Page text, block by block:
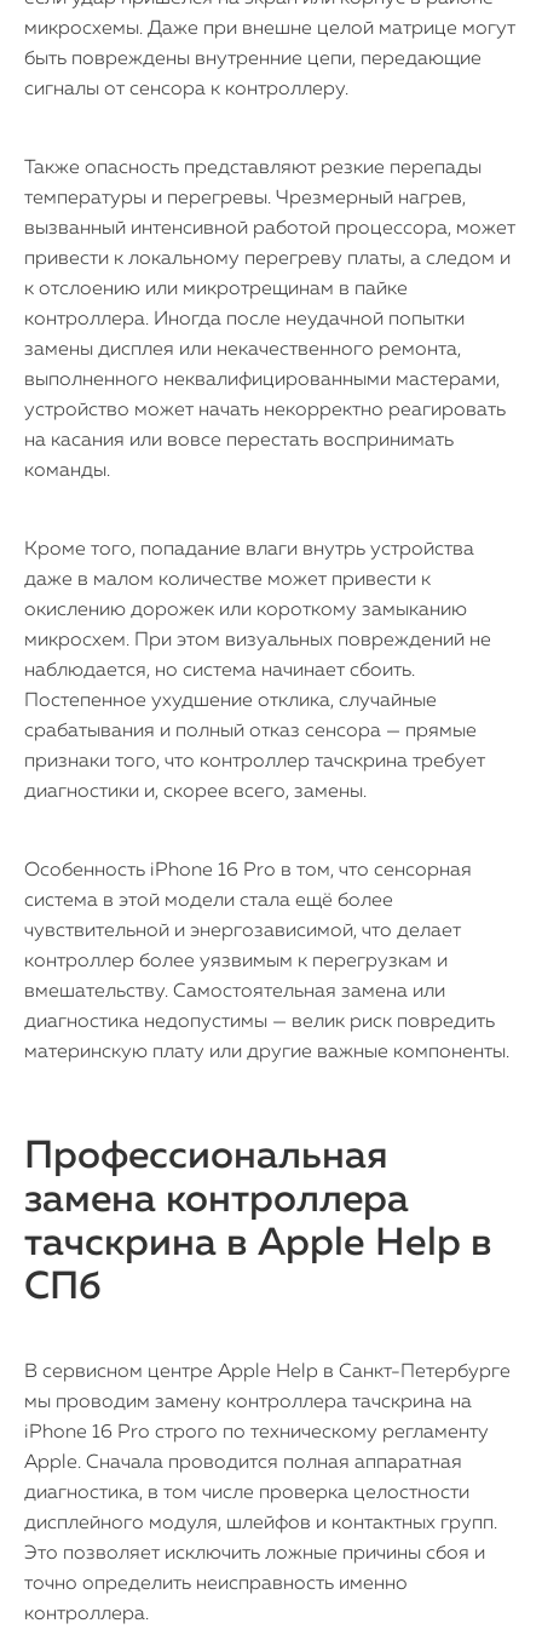
микросхемы. Даже при внешне целой матрице могут
быть повреждены внутренние цепи, передающие
сигналы от сенсора к контроллеру.
Также опасность представляют резкие перепады
температуры и перегревы. Чрезмерный нагрев,
вызванный интенсивной работой процессора, может
привести к локальному перегреву платы, а следом и
к отслоению или микротрещинам в пайке
контроллера. Иногда после неудачной попытки
замены дисплея или некачественного ремонта,
выполненного неквалифицированными мастерами,
устройство может начать некорректно реагировать
на касания или вовсе перестать воспринимать
команды.
Кроме того, попадание влаги внутрь устройства
даже в малом количестве может привести к
окислению дорожек или короткому замыканию
микросхем. При этом визуальных повреждений не
наблюдается, но система начинает сбоить.
Постепенное ухудшение отклика, случайные
срабатывания и полный отказ сенсора — прямые
признаки того, что контроллер тачскрина требует
диагностики и, скорее всего, замены.
Особенность iPhone 16 Pro в том, что сенсорная
система в этой модели стала ещё более
чувствительной и энергозависимой, что делает
контроллер более уязвимым к перегрузкам и
вмешательству. Самостоятельная замена или
диагностика недопустимы — велик риск повредить
материнскую плату или другие важные компоненты.
Профессиональная
замена контроллера
тачскрина в Apple Help в
СПб
В сервисном центре Apple Help в Санкт-Петербурге
мы проводим замену контроллера тачскрина на
iPhone 16 Pro строго по техническому регламенту
Apple. Сначала проводится полная аппаратная
диагностика, в том числе проверка целостности
дисплейного модуля, шлейфов и контактных групп.
Это позволяет исключить ложные причины сбоя и
точно определить неисправность именно
контроллера.